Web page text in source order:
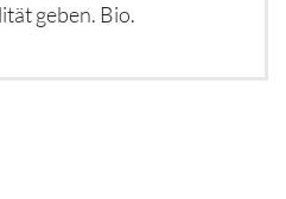
geben. Bio.